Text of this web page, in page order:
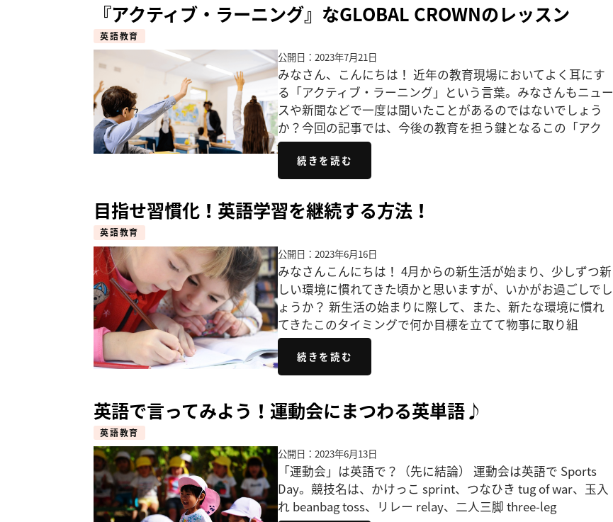
『アクティブ・ラーニング』なGLOBAL CROWNのレッスン
英語教育
公開日：2023年7月21日
みなさん、こんにちは！ 近年の教育現場においてよく耳にす
る「アクティブ・ラーニング」という言葉。みなさんもニュー
スや新聞などで一度は聞いたことがあるのではないでしょう
か？今回の記事では、今後の教育を担う鍵となるこの「アク
続きを読む
目指せ習慣化！英語学習を継続する方法！
英語教育
公開日：2023年6月16日
みなさんこんにちは！ 4月からの新生活が始まり、少しずつ新
しい環境に慣れてきた頃かと思いますが、いかがお過ごしでし
ょうか？ 新生活の始まりに際して、また、新たな環境に慣れ
てきたこのタイミングで何か目標を立てて物事に取り組
続きを読む
英語で言ってみよう！運動会にまつわる英単語♪
英語教育
公開日：2023年6月13日
「運動会」は英語で？（先に結論） 運動会は英語で Sports
Day。競技名は、かけっこ sprint、つなひき tug of war、玉入
れ beanbag toss、リレー relay、二人三脚 three-leg